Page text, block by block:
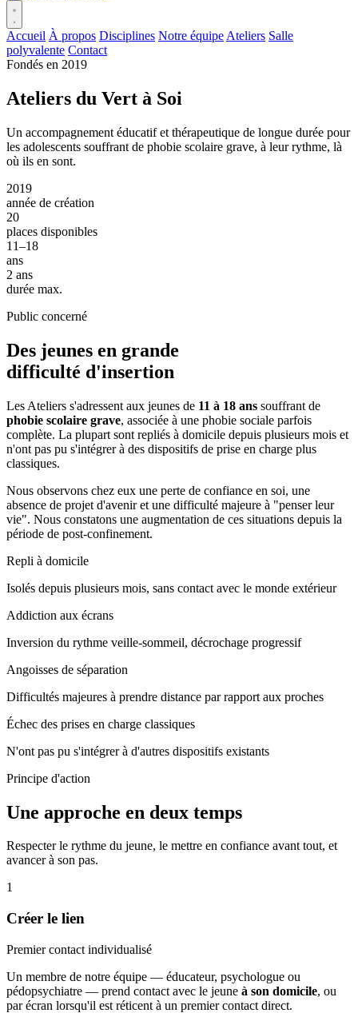
Accueil À propos Disciplines Notre équipe Ateliers Salle
polyvalente Contact
Fondés en 2019
Ateliers du Vert à Soi
Un accompagnement éducatif et thérapeutique de longue durée pour
les adolescents souffrant de phobie scolaire grave, à leur rythme, là
où ils en sont.
2019
année de création
20
places disponibles
11–18
ans
2 ans
durée max.
Public concerné
Des jeunes en grande
difficulté d'insertion
Les Ateliers s'adressent aux jeunes de 11 à 18 ans souffrant de
phobie scolaire grave, associée à une phobie sociale parfois
complète. La plupart sont repliés à domicile depuis plusieurs mois et
n'ont pas pu s'intégrer à des dispositifs de prise en charge plus
classiques.
Nous observons chez eux une perte de confiance en soi, une
absence de projet d'avenir et une difficulté majeure à "penser leur
vie". Nous constatons une augmentation de ces situations depuis la
période de post-confinement.
Repli à domicile
Isolés depuis plusieurs mois, sans contact avec le monde extérieur
Addiction aux écrans
Inversion du rythme veille-sommeil, décrochage progressif
Angoisses de séparation
Difficultés majeures à prendre distance par rapport aux proches
Échec des prises en charge classiques
N'ont pas pu s'intégrer à d'autres dispositifs existants
Principe d'action
Une approche en deux temps
Respecter le rythme du jeune, le mettre en confiance avant tout, et
avancer à son pas.
1
Créer le lien
Premier contact individualisé
Un membre de notre équipe — éducateur, psychologue ou
pédopsychiatre — prend contact avec le jeune à son domicile, ou
par écran lorsqu'il est réticent à un premier contact direct.